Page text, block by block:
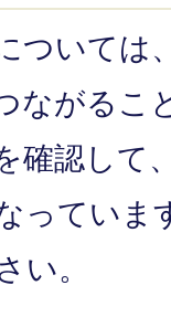
ついては
ながるこ
確認して
っていま
い。